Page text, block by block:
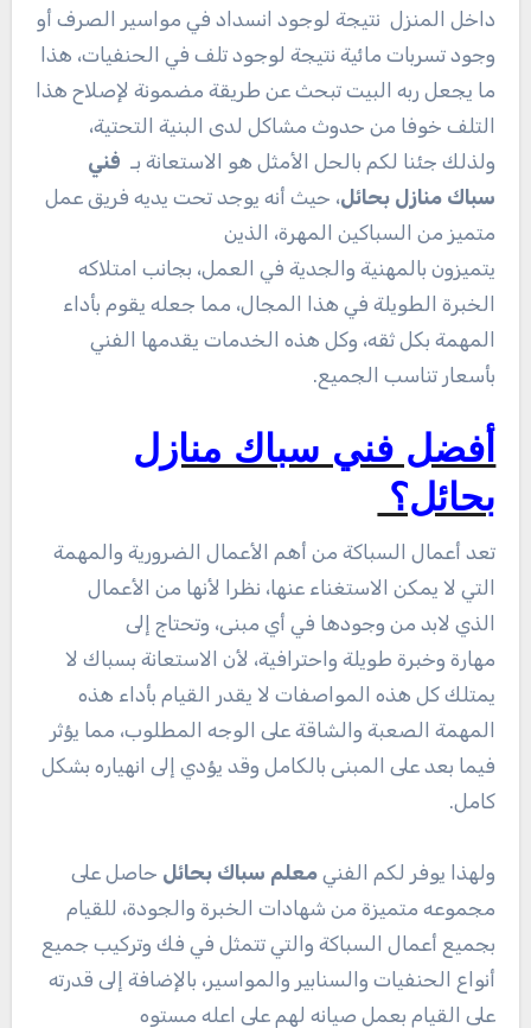
داخل المنزل نتيجة لوجود انسداد في مواسير الصرف أو
وجود تسربات مائية نتيجة لوجود تلف في الحنفيات، هذا
ما يجعل ربه البيت تبحث عن طريقة مضمونة لإصلاح هذا
التلف خوفا من حدوث مشاكل لدى البنية التحتية،
ولذلك جئنا لكم بالحل الأمثل هو الاستعانة بـ فني
سباك منازل بحائل، حيث أنه يوجد تحت يديه فريق عمل
متميز من السباكين المهرة، الذين
يتميزون بالمهنية والجدية في العمل، بجانب امتلاكه
الخبرة الطويلة في هذا المجال، مما جعله يقوم بأداء
المهمة بكل ثقه، وكل هذه الخدمات يقدمها الفني
بأسعار تناسب الجميع.
أفضل فني سباك منازل
بحائل؟
تعد أعمال السباكة من أهم الأعمال الضرورية والمهمة
التي لا يمكن الاستغناء عنها، نظرا لأنها من الأعمال
الذي لابد من وجودها في أي مبنى، وتحتاج إلى
مهارة وخبرة طويلة واحترافية، لأن الاستعانة بسباك لا
يمتلك كل هذه المواصفات لا يقدر القيام بأداء هذه
المهمة الصعبة والشاقة على الوجه المطلوب، مما يؤثر
فيما بعد على المبنى بالكامل وقد يؤدي إلى انهياره بشكل
كامل.
ولهذا يوفر لكم الفني معلم سباك بحائل حاصل على
مجموعه متميزة من شهادات الخبرة والجودة، للقيام
بجميع أعمال السباكة والتي تتمثل في فك وتركيب جميع
أنواع الحنفيات والسنابير والمواسير، بالإضافة إلى قدرته
على القيام بعمل صيانه لهم على اعله مستوه